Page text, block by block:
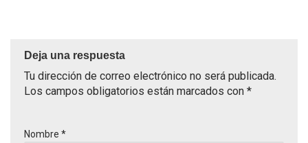
Deja una respuesta
Tu dirección de correo electrónico no será publicada.
Los campos obligatorios están marcados con *
Nombre *